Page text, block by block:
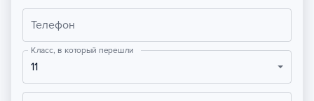
Телефон
Класс, в который перешли
11